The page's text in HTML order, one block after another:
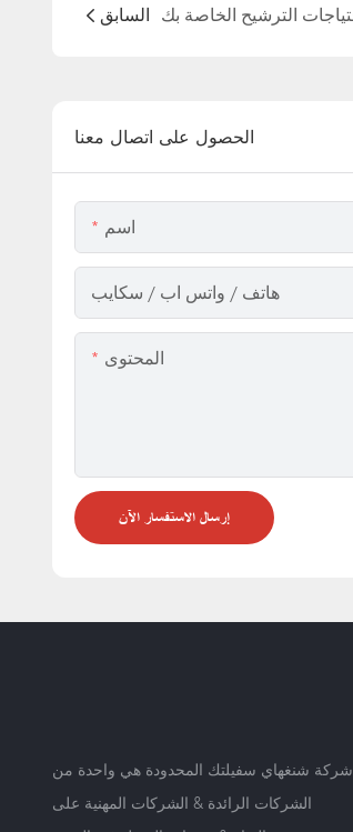
السابق
الحصول على اتصال معنا
اسم
هاتف / واتس اب / سكايب
المحتوى
إرسال الاستفسار الآن
شركة شنغهاي سفيلتك المحدودة هي واحدة من
الشركات الرائدة & الشركات المهنية على